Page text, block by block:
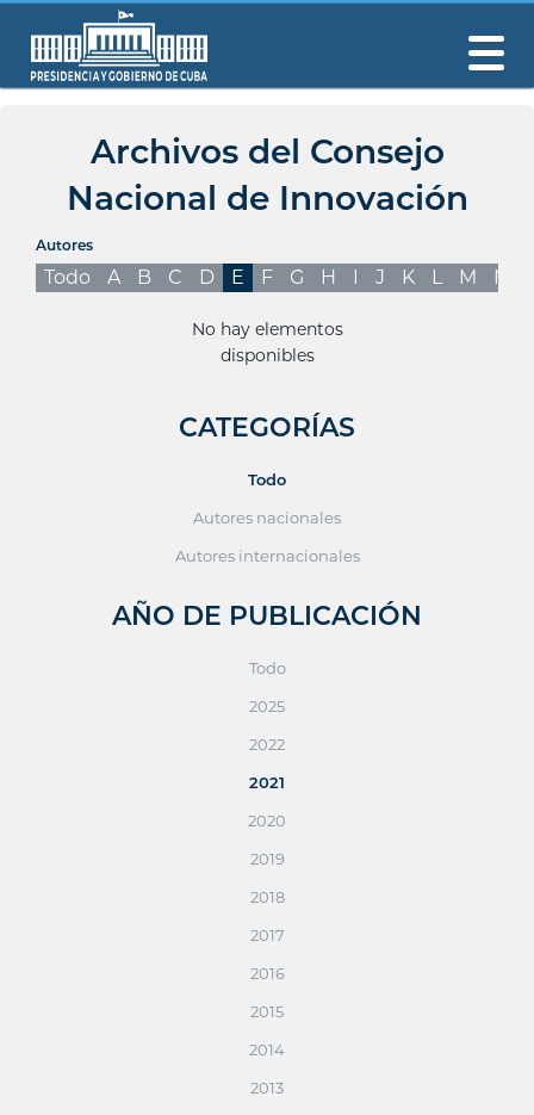
Archivos del Consejo
Nacional de Innovación
Autores
Todo A B C D E F G H I J K L M N
No hay elementos
disponibles
CATEGORÍAS
Todo
Autores nacionales
Autores internacionales
AÑO DE PUBLICACIÓN
Todo
2025
2022
2021
2020
2019
2018
2017
2016
2015
2014
2013